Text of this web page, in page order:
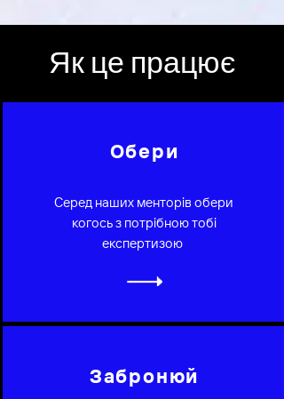
Як це працює
Обери
Серед наших менторів обери
когось з потрібною тобі
експертизою
Забронюй